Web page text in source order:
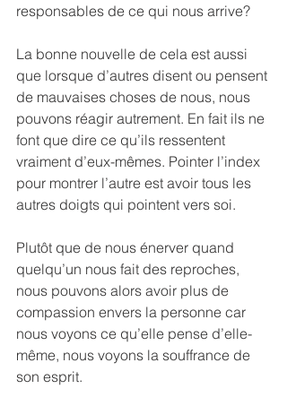
responsables de ce qui nous arrive?
La bonne nouvelle de cela est aussi
que lorsque d’autres disent ou pensent
de mauvaises choses de nous, nous
pouvons réagir autrement. En fait ils ne
font que dire ce qu’ils ressentent
vraiment d’eux-mêmes. Pointer l’index
pour montrer l’autre est avoir tous les
autres doigts qui pointent vers soi.
Plutôt que de nous énerver quand
quelqu’un nous fait des reproches,
nous pouvons alors avoir plus de
compassion envers la personne car
nous voyons ce qu’elle pense d’elle-
même, nous voyons la souffrance de
son esprit.